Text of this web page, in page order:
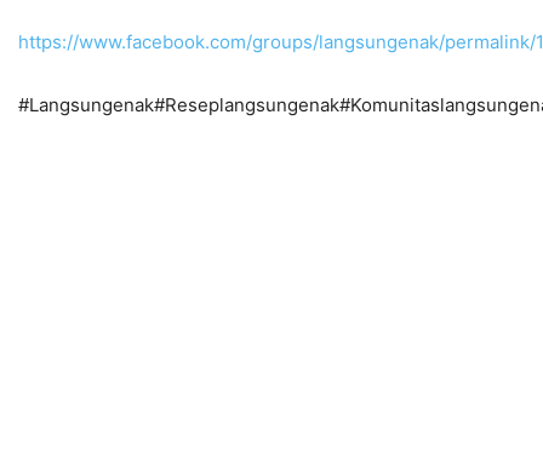
https://www.facebook.com/groups/langsungenak/permalink/